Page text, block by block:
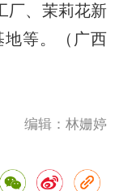
厂、茉莉花新
地等。（广西
编辑：林姗婷